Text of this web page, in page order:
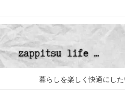
暮らしを楽しく快適にした